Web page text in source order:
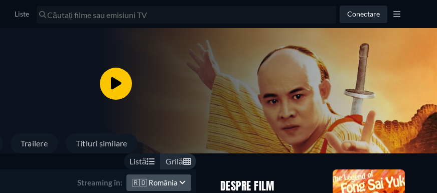
Liste Conectare
Trailere Titluri similare
Listă Grilă
Streaming în: 🇷🇴 România DESPRE FILM